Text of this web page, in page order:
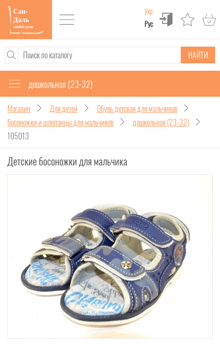
Укр
Рус
НАЙТИ
дошкольная (23-32)
Магазин Для детей
Обувь детская для мальчиков
босоножки и шлепанцы для мальчиков
дошкольная (23-32)
105013
Детские босоножки для мальчика